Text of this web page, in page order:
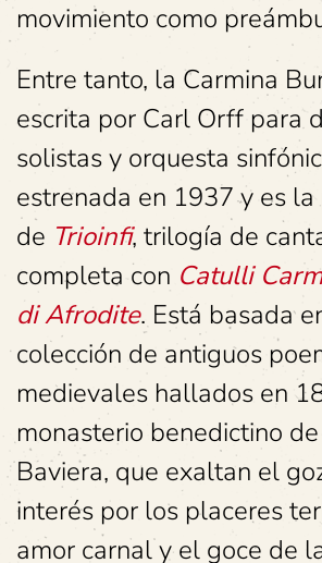
movimiento como
Entre tanto, la Carmina
escrita por Carl Orff para
solistas y orquesta
estrenada en 1937 y es
de Trioinfi, trilogía de
completa con Catulli
di Afrodite. Está basada
colección de antiguos
medievales hallados en
monasterio benedictino
Baviera, que exaltan el
interés por los placeres
amor carnal y el goce de